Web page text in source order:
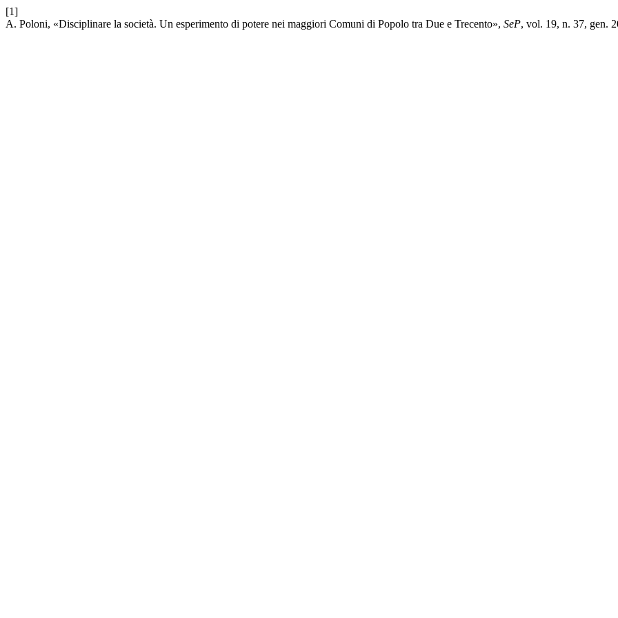
[1]
A. Poloni, «Disciplinare la società. Un esperimento di potere nei maggiori Comuni di Popolo tra Due e Trecento», SeP, vol. 19, n. 37, gen.